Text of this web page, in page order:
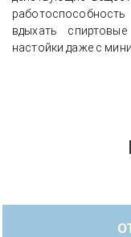
вдыхать
настойки даже с